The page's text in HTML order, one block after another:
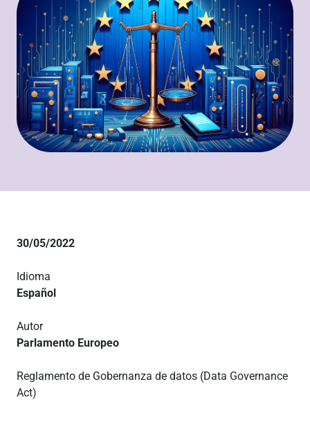
30/05/2022
Idioma
Español
Autor
Parlamento Europeo
Reglamento de Gobernanza de datos (Data Governance
Act)